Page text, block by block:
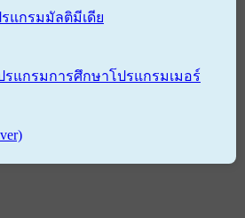
แกรมมัลติมีเดีย
รแกรมการศึกษาโปรแกรมเมอร์